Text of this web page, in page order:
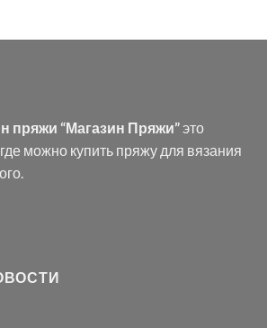
пряжи “Магазин Пряжи”это
можно купить пряжу для вязания